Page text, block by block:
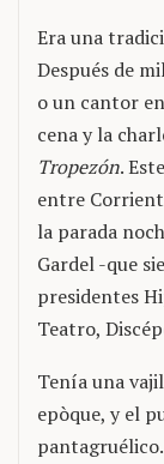
Era una
Después de
o un cantor
cena y la
Tropezón.
entre
la parada
Gardel -que
presidentes
Teatro,
Tenía una
epòque, y el